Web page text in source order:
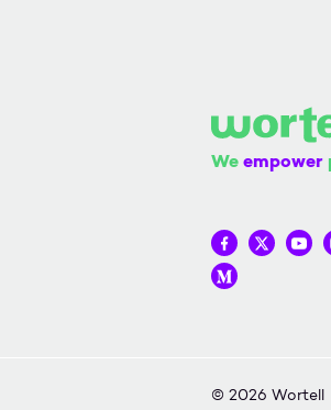
Weempower
Wortell op
Wortell
Wortell op
© 2026 Wortell